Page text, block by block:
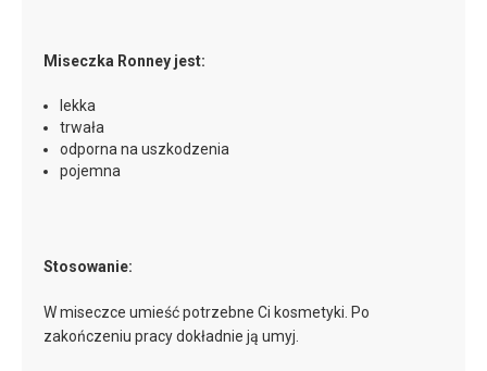
Miseczka Ronney jest:
lekka
trwała
odporna na uszkodzenia
pojemna
Stosowanie:
W miseczce umieść potrzebne Ci kosmetyki. Po
zakończeniu pracy dokładnie ją umyj.